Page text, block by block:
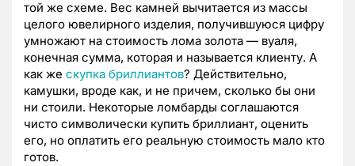
той же схеме. Вес камней вычитается из массы
целого ювелирного изделия, получившуюся цифру
умножают на стоимость лома золота — вуаля,
конечная сумма, которая и называется клиенту. А
как же скупка бриллиантов? Действительно,
камушки, вроде как, и не причем, сколько бы они
ни стоили. Некоторые ломбарды соглашаются
чисто символически купить бриллиант, оценить
его, но оплатить его реальную стоимость мало кто
готов.